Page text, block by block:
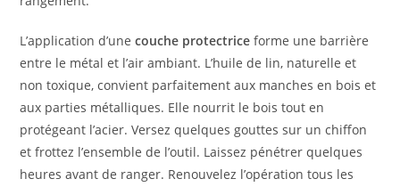
L’application d’unecouche protectrice forme une barrière
entre le métal et l’air ambiant. L’huile de lin, naturelle et
non toxique, convient parfaitement aux manches en bois et
aux parties métalliques. Elle nourrit le bois tout en
protégeant l’acier. Versez quelques gouttes sur un chiffon
et frottez l’ensemble de l’outil. Laissez pénétrer quelques
heures avant de ranger. Renouvelez l’opération tous les